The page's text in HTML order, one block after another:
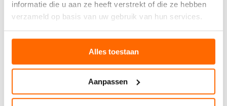
informatie die u aan ze heeft verstrekt of die ze hebben
verzameld op basis van uw gebruik van hun services.
Alles toestaan
Aanpassen
bedsokken wordt nog eens de meest zachte wol ingezet
die zorgt voor minder compressie.
HOE LANG KAN JE DE
HEREN WOLLEN
SOKKEN DRAGEN?